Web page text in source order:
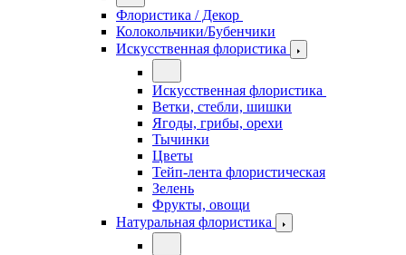
Флористика / Декор
Колокольчики/Бубенчики
Искусственная флористика
Искусственная флористика
Ветки, стебли, шишки
Ягоды, грибы, орехи
Тычинки
Цветы
Тейп-лента флористическая
Зелень
Фрукты, овощи
Натуральная флористика